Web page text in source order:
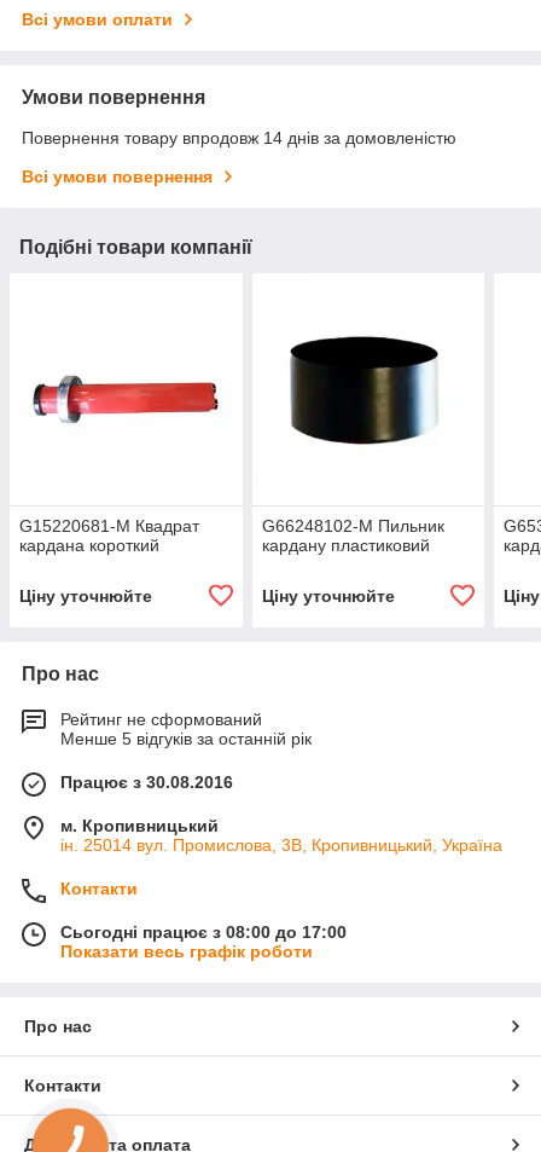
Всі умови оплати
Умови повернення
Повернення товару впродовж 14 днів за домовленістю
Всі умови повернення
Подібні товари компанії
G15220681-M Квадрат
кардана короткий
Ціну уточнюйте
G66248102-M Пильник
кардану пластиковий
Ціну уточнюйте
Про нас
Рейтинг не сформований
Менше 5 відгуків за останній рік
Працює з 30.08.2016
м. Кропивницький
ін. 25014 вул. Промислова, 3В, Кропивницький, Україна
Контакти
Сьогодні працює з 08:00 до 17:00
Показати весь графік роботи
Про нас
Контакти
Доставка та оплата